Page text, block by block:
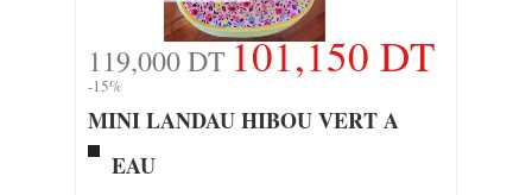
119,000 DT101,150 DT
-15%
MINI LANDAU HIBOU VERT A
EAU